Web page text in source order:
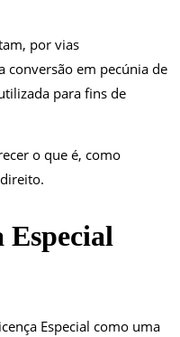
por vias
conversão em pecúnia de
para fins de
o que é, como
Especial
Especial como uma